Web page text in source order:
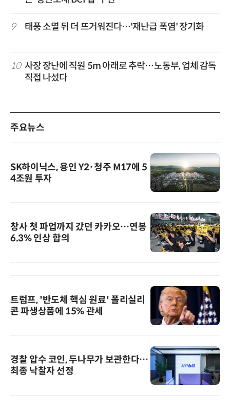
9 태풍 소멸 뒤 더 뜨거워진다…'재난급 폭염' 장기화
10 사장 장난에 직원 5m 아래로 추락…노동부, 업체 감독
직접 나섰다
주요뉴스
SK하이닉스, 용인 Y2·청주 M17에 5
4조원 투자
창사 첫 파업까지 갔던 카카오…연봉
6.3% 인상 합의
트럼프, '반도체 핵심 원료' 폴리실리
콘 파생상품에 15% 관세
경찰 압수 코인, 두나무가 보관한다…
최종 낙찰자 선정